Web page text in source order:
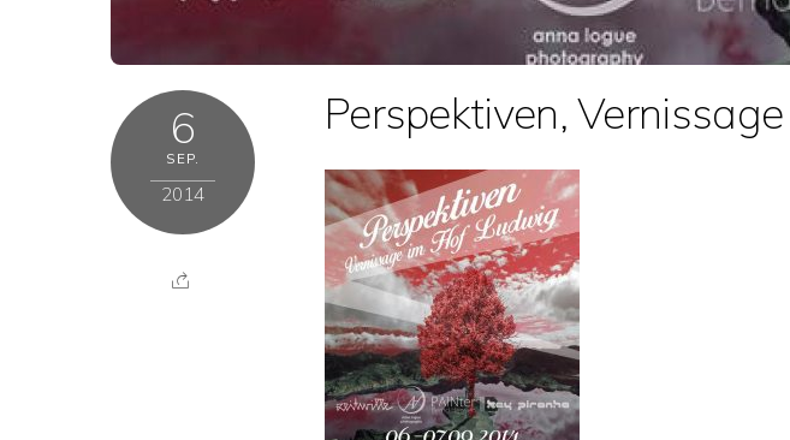
6
SEP.
2014
Perspektiven,